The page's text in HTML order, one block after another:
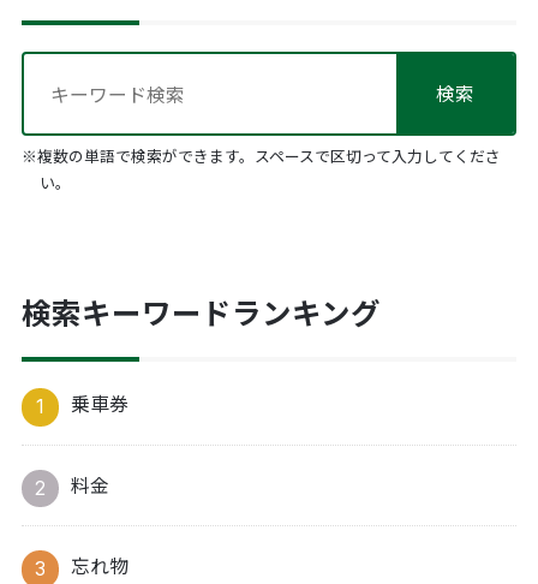
※複数の単語で検索ができます。スペースで区切って入力してくださ
い。
検索キーワードランキング
乗車券
料金
忘れ物